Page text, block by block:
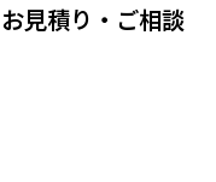
お見積り・ご相談